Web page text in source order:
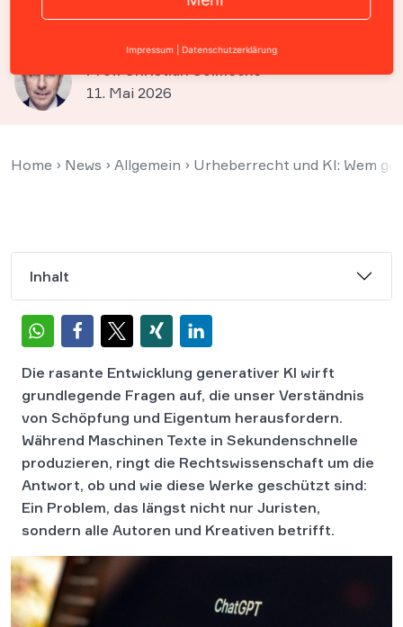
der Maschine?
Prof. Christian Solmecke
11. Mai 2026
Home › News › Allgemein › Urheberrecht und KI: Wem
Inhalt
Die rasante Entwicklung generativer KI wirft
grundlegende Fragen auf, die unser Verständnis
von Schöpfung und Eigentum herausfordern.
Während Maschinen Texte in Sekundenschnelle
produzieren, ringt die Rechtswissenschaft um die
Antwort, ob und wie diese Werke geschützt sind:
Ein Problem, das längst nicht nur Juristen,
sondern alle Autoren und Kreativen betrifft.
Impressum Datenschutzerklärung